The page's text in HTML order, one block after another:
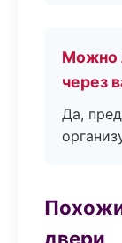
Можно
через
Да,
двери